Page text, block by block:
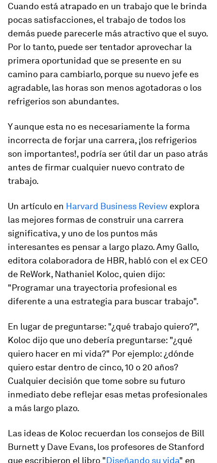
Cuando está atrapado en un trabajo que le brinda
pocas satisfacciones, el trabajo de todos los
demás puede parecerle más atractivo que el suyo.
Por lo tanto, puede ser tentador aprovechar la
primera oportunidad que se presente en su
camino para cambiarlo, porque su nuevo jefe es
agradable, las horas son menos agotadoras o los
refrigerios son abundantes.
Y aunque esta no es necesariamente la forma
incorrecta de forjar una carrera, ¡los refrigerios
son importantes!, podría ser útil dar un paso atrás
antes de firmar cualquier nuevo contrato de
trabajo.
Un artículo en Harvard Business Review explora
las mejores formas de construir una carrera
significativa, y uno de los puntos más
interesantes es pensar a largo plazo. Amy Gallo,
editora colaboradora de HBR, habló con el ex CEO
de ReWork, Nathaniel Koloc, quien dijo:
"Programar una trayectoria profesional es
diferente a una estrategia para buscar trabajo".
En lugar de preguntarse: "¿qué trabajo quiero?",
Koloc dijo que uno debería preguntarse: "¿qué
quiero hacer en mi vida?" Por ejemplo: ¿dónde
quiero estar dentro de cinco, 10 o 20 años?
Cualquier decisión que tome sobre su futuro
inmediato debe reflejar esas metas profesionales
a más largo plazo.
Las ideas de Koloc recuerdan los consejos de Bill
Burnett y Dave Evans, los profesores de Stanford
que escribieron el libro "Diseñando su vida" en